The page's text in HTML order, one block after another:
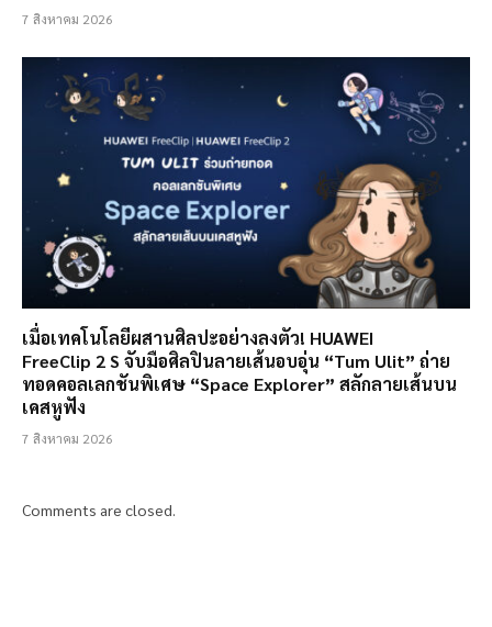
7 สิงหาคม 2026
เมื่อเทคโนโลยีผสานศิลปะอย่างลงตัว! HUAWEI
FreeClip 2 S จับมือศิลปินลายเส้นอบอุ่น “Tum Ulit” ถ่าย
ทอดคอลเลกชันพิเศษ “Space Explorer” สลักลายเส้นบน
เคสหูฟัง
7 สิงหาคม 2026
Comments are closed.